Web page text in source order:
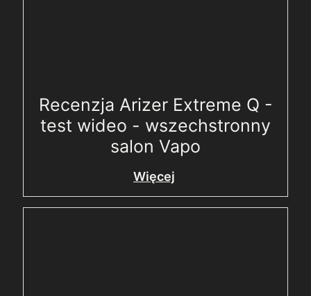
Recenzja Arizer Extreme Q -
test wideo - wszechstronny
salon Vapo
Więcej